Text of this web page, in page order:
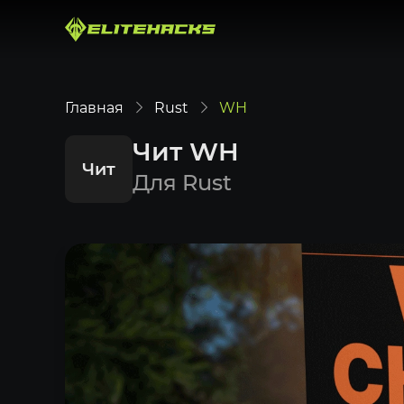
Главная Rust WH
Чит
Чит WH
Для Rust